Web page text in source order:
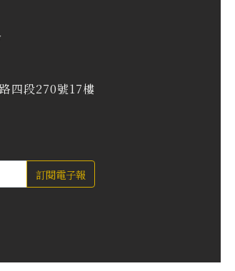
四段270號17樓
訂閱電子報